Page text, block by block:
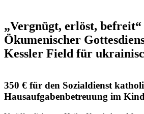
„Vergnügt, erlöst, befreit“
Ökumenischer
Kessler Field für
350 € für den Sozialdienst
Hausaufgabenbetreuung im